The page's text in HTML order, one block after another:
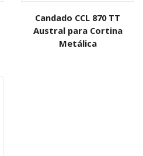
Candado CCL 870 TT
Austral para Cortina
Metálica